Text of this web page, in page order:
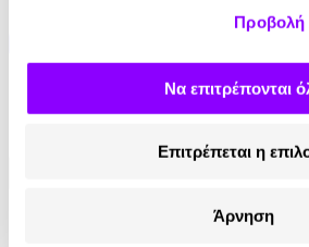
Προβολή
Να επιτρέπονται
Επιτρέπεται η
Άρνηση